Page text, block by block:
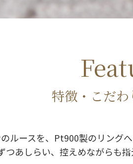
特徴・こだわ
ルースを、Pt900製のリング
あしらい、控えめながらも指